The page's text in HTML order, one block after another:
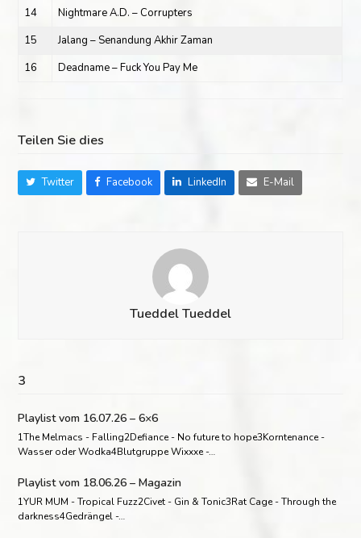
14
Nightmare A.D. – Corrupters
15
Jalang – Senandung Akhir Zaman
16
Deadname – Fuck You Pay Me
Teilen Sie dies
Twitter Facebook LinkedIn E-Mail
Tueddel Tueddel
3
Playlist vom 16.07.26 – 6×6
1The Melmacs - Falling2Defiance - No future to hope3Korntenance -
Wasser oder Wodka4Blutgruppe Wixxxe -…
Playlist vom 18.06.26 – Magazin
1YUR MUM - Tropical Fuzz2Civet - Gin & Tonic3Rat Cage - Through the
darkness4Gedrängel -…